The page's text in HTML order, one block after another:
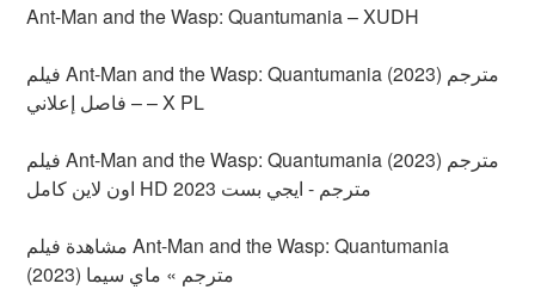
Ant-Man and the Wasp: Quantumania – XUDH
فيلم Ant-Man and the Wasp: Quantumania (2023) مترجم
– فاصل إعلاني – X PL
فيلم Ant-Man and the Wasp: Quantumania (2023) مترجم
اون لاين كامل HD 2023 مترجم - ايجي بست
مشاهدة فيلم Ant-Man and the Wasp: Quantumania
(2023) مترجم » ماي سيما